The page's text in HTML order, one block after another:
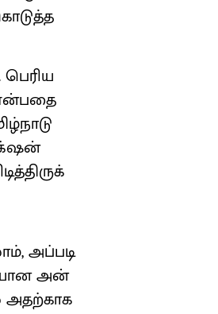
என்​பதை
ஷன்
அப்​படி
அன்​
அதற்காக